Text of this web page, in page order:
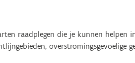
raadplegen die je kunnen helpen
overstromingsgevoelige